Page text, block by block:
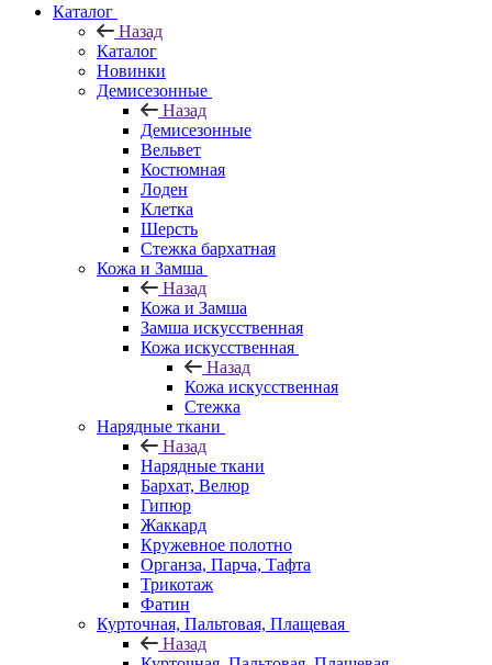
Каталог
Назад
Каталог
Новинки
Демисезонные
Назад
Демисезонные
Вельвет
Костюмная
Лоден
Клетка
Шерсть
Стежка бархатная
Кожа и Замша
Назад
Кожа и Замша
Замша искусственная
Кожа искусственная
Назад
Кожа искусственная
Стежка
Нарядные ткани
Назад
Нарядные ткани
Бархат, Велюр
Гипюр
Жаккард
Кружевное полотно
Органза, Парча, Тафта
Трикотаж
Фатин
Курточная, Пальтовая, Плащевая
Назад